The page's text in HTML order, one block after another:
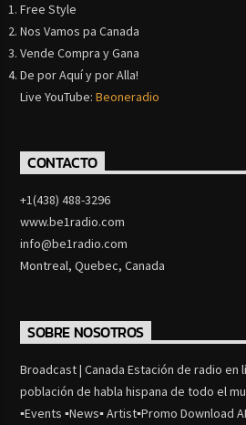
Free Style
Nos Vamos pa Canada
Vende Compra y Gana
De por Aquí y por Alla!
Live YouTube:Beoneradio
CONTACTO
+1(438) 488-3296
www.be1radio.com
info@be1radio.com
Montreal, Quebec, Canada
SOBRE NOSOTROS
Broadcast | Canada Estación de radio en
población de habla hispana de todo el
▪Events ▪News▪ Artist▪Promo Download